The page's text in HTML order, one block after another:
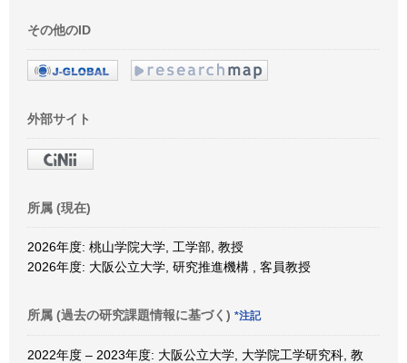
その他のID
外部サイト
所属 (現在)
2026年度: 桃山学院大学, 工学部, 教授
2026年度: 大阪公立大学, 研究推進機構 , 客員教授
所属 (過去の研究課題情報に基づく) *注記
2022年度 – 2023年度: 大阪公立大学, 大学院工学研究科, 教